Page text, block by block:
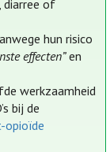
diarree of
hun risico
effecten”en
werkzaamheid
bij de
opioïde